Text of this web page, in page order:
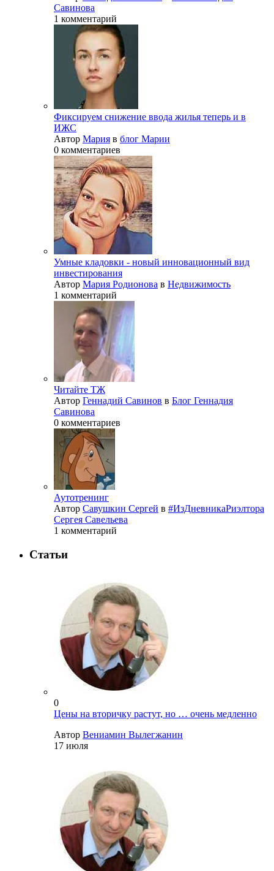
Савинова
1 комментарий
Фиксируем снижение ввода жилья теперь и в
ИЖС
Автор Мария в блог Марии
0 комментариев
Умные кладовки - новый инновационный вид
инвестирования
Автор Мария Родионова в Недвижимость
1 комментарий
Читайте ТЖ
Автор Геннадий Савинов в Блог Геннадия
Савинова
0 комментариев
Аутотренинг
Автор Савушкин Сергей в #ИзДневникаРиэлтора
Сергея Савельева
1 комментарий
Статьи
0
Цены на вторичку растут, но … очень медленно
Автор Вениамин Вылегжанин
17 июля